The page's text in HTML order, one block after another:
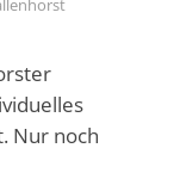
Nur noch